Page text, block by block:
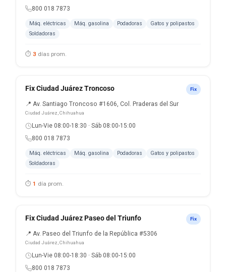
800 018 7873
Máq. eléctricas Máq. gasolina Podadoras
Gatos y polipastos
Soldadoras
⏱ 3 días prom.
Fix Ciudad Juárez Troncoso Fix
📍 Av. Santiago Troncoso #1606, Col. Praderas del Sur
Ciudad Juárez, Chihuahua
Lun-Vie 08:00-18:30 · Sáb 08:00-15:00
800 018 7873
Máq. eléctricas Máq. gasolina Podadoras
Gatos y polipastos
Soldadoras
⏱ 1 día prom.
Fix Ciudad Juárez Paseo del Triunfo Fix
📍 Av. Paseo del Triunfo de la República #5306
Ciudad Juárez, Chihuahua
Lun-Vie 08:00-18:30 · Sáb 08:00-15:00
800 018 7873